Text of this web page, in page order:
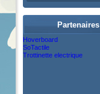
Partenaires
Hoverboard
SoTactile
Trottinette electrique